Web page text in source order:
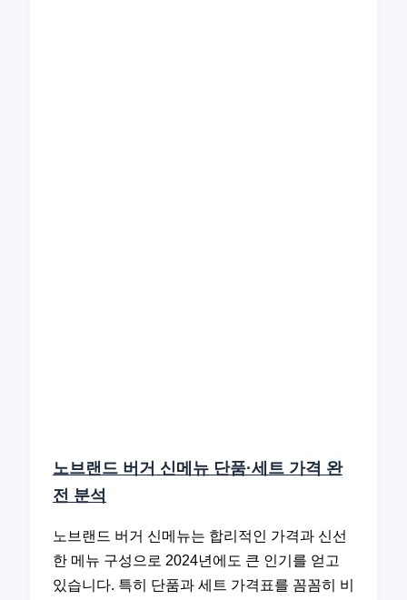
노브랜드 버거 신메뉴 단품·세트 가격 완
전 분석
노브랜드 버거 신메뉴는 합리적인 가격과 신선
한 메뉴 구성으로 2024년에도 큰 인기를 얻고
있습니다. 특히 단품과 세트 가격표를 꼼꼼히 비